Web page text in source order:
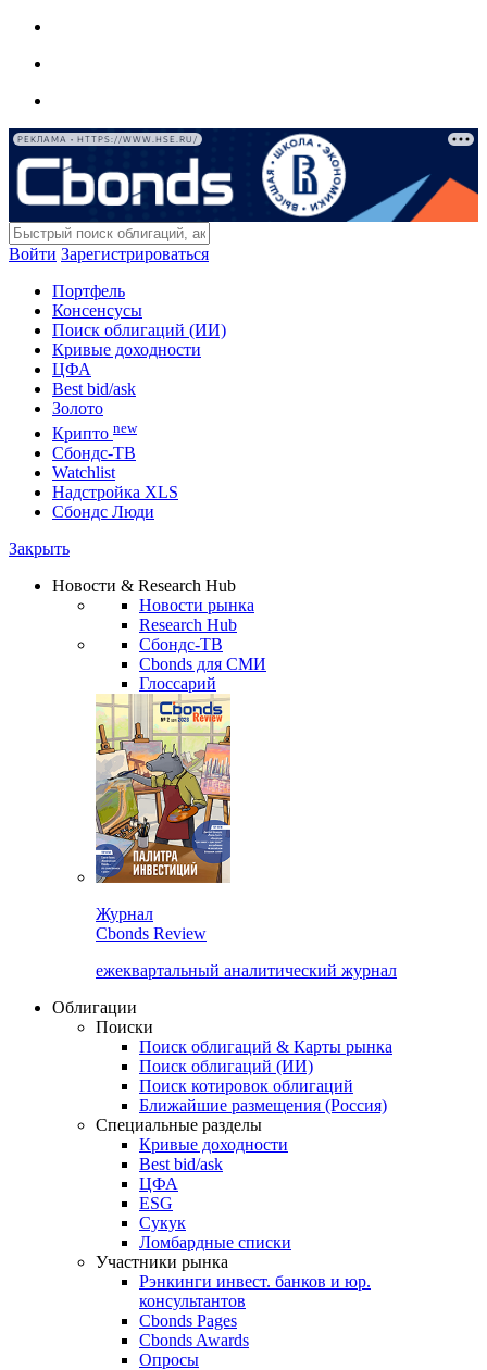
РЕКЛАМА • HTTPS://WWW.HSE.RU/
Войти Зарегистрироваться
Портфель
Консенсусы
Поиск облигаций (ИИ)
Кривые доходности
ЦФА
Best bid/ask
Золото
Крипто new
Сбондс-ТВ
Watchlist
Надстройка XLS
Сбондс Люди
Закрыть
Новости & Research Hub
Новости рынка
Research Hub
Сбондс-ТВ
Cbonds для СМИ
Глоссарий
Журнал
Cbonds Review
ежеквартальный аналитический журнал
Облигации
Поиски
Поиск облигаций & Карты рынка
Поиск облигаций (ИИ)
Поиск котировок облигаций
Ближайшие размещения (Россия)
Специальные разделы
Кривые доходности
Best bid/ask
ЦФА
ESG
Сукук
Ломбардные списки
Участники рынка
Рэнкинги инвест. банков и юр.
консультантов
Cbonds Pages
Cbonds Awards
Опросы